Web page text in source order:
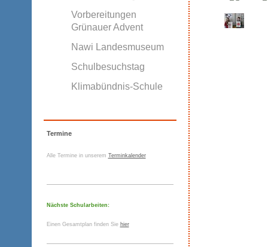
Vorbereitungen
Grünauer Advent
Nawi Landesmuseum
Schulbesuchstag
Klimabündnis-Schule
Termine
Alle Termine in unserem Terminkalender
Nächste Schularbeiten:
Einen Gesamtplan finden Sie hier